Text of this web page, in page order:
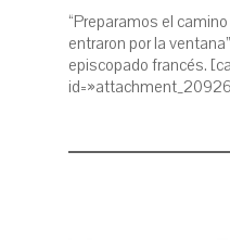
“Preparamos el
entraron por la
episcopado francés.